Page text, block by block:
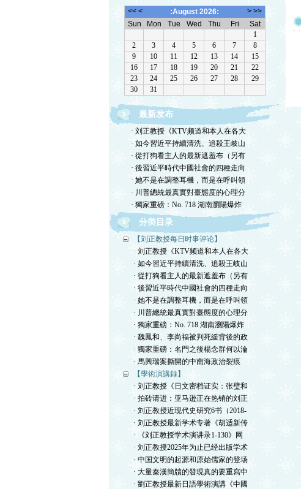
最新发布
· 刘正教授《KTV频道和本人在各大
· 如今習近平持續清洗、追殺王岐山
· 從打狗看主人的最新遮羞布（另有
· 後習近平時代中國社會的四種走向
· 她不是在調整耳機，而是在呼叫領
· 川普總統最真實對臺態度的心理分
· 獨家重磅：No. 718 湖南瀏陽爆炸
分类目录
【刘正教授每日时事评论】
· 刘正教授《KTV频道和本人在各大
· 如今習近平持續清洗、追殺王岐山
· 從打狗看主人的最新遮羞布（另有
· 後習近平時代中國社會的四種走向
· 她不是在調整耳機，而是在呼叫領
· 川普總統最真實對臺態度的心理分
· 獨家重磅：No. 718 湖南瀏陽爆炸
· 魏鳳和、李尚福被判死緩背後的政
· 獨家重磅：名門之後楊念群何以淪
· 馬興瑞案撕開的中南海政治裂痕
【學術演講録】
· 刘正教授《日文密档证实：张璧和
· 拍砖请进：亚马逊正在热销的刘正
· 刘正教授近现代史研究6书（2018-
· 刘正教授最新学术专著《胡适新传
· 《刘正教授学术演讲录1-130》网
· 刘正教授2025年为止已经出版学术
· 中国文明的起源和原始儒家的登场
· 大量秦漢簡牘的發現真的要重寫中
· 劉正教授最新日語學術演講《中國